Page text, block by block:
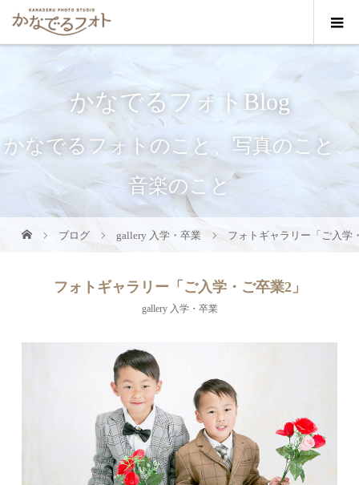
かなでるフォトBlog
かなでるフォトのこと、写真のこと、
音楽のこと
ブログ gallery 入学・卒業 フォトギャラリー「ご入学
フォトギャラリー「ご入学・ご卒業2」
gallery 入学・卒業